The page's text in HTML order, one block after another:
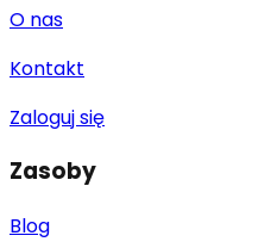
O nas
Kontakt
Zaloguj się
Zasoby
Blog